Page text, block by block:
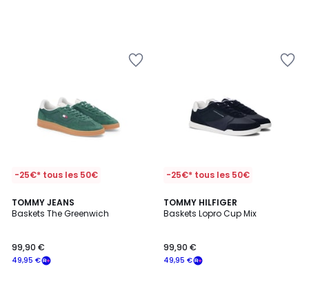
-25€* tous les 50€
TOMMY JEANS
Baskets The Greenwich
49,95 €
99,90 €
-25€* tous les 50€
TOMMY HILFIGER
Baskets Lopro Cup Mix
49,95 €
99,90 €